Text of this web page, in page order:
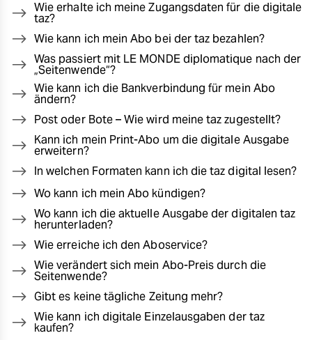
Wie erhalte ich meine Zugangsdaten für die digitale
taz?
Wie kann ich mein Abo bei der taz bezahlen?
Was passiert mit LE MONDE diplomatique nach der
„Seitenwende“?
Wie kann ich die Bankverbindung für mein Abo
ändern?
Post oder Bote – Wie wird meine taz zugestellt?
Kann ich mein Print-Abo um die digitale Ausgabe
erweitern?
In welchen Formaten kann ich die taz digital lesen?
Wo kann ich mein Abo kündigen?
Wo kann ich die aktuelle Ausgabe der digitalen taz
herunterladen?
Wie erreiche ich den Aboservice?
Wie verändert sich mein Abo-Preis durch die
Seitenwende?
Gibt es keine tägliche Zeitung mehr?
Wie kann ich digitale Einzelausgaben der taz
kaufen?